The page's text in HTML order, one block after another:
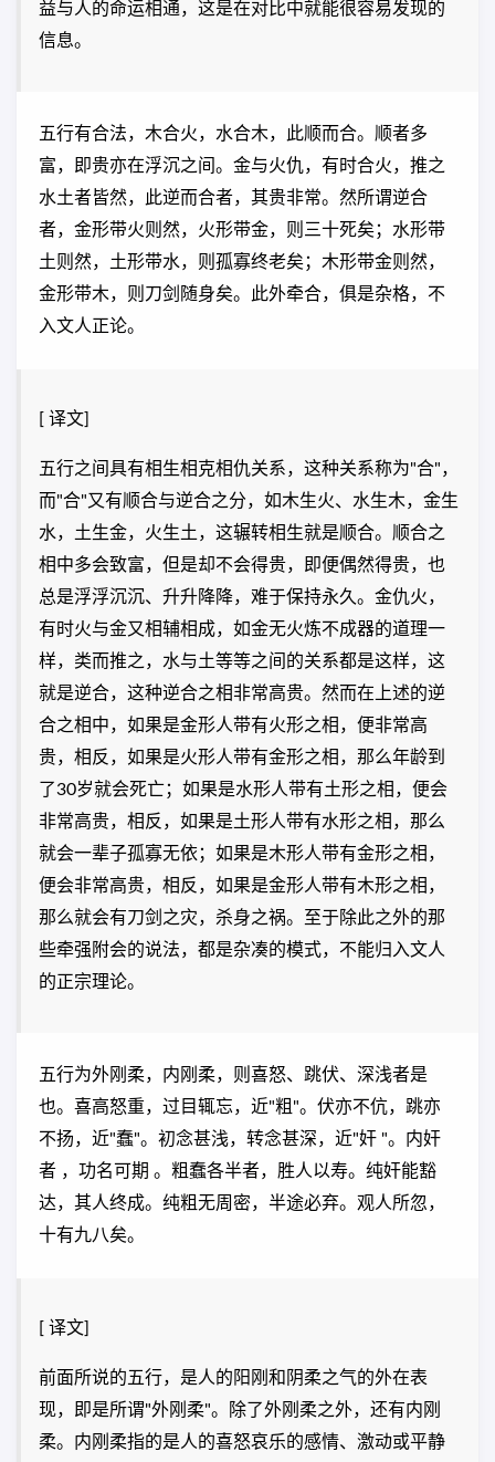
益与人的命运相通，这是在对比中就能很容易发现的
信息。
五行有合法，木合火，水合木，此顺而合。顺者多
富，即贵亦在浮沉之间。金与火仇，有时合火，推之
水土者皆然，此逆而合者，其贵非常。然所谓逆合
者，金形带火则然，火形带金，则三十死矣；水形带
土则然，土形带水，则孤寡终老矣；木形带金则然，
金形带木，则刀剑随身矣。此外牵合，俱是杂格，不
入文人正论。
[ 译文]
五行之间具有相生相克相仇关系，这种关系称为"合"，
而"合"又有顺合与逆合之分，如木生火、水生木，金生
水，土生金，火生土，这辗转相生就是顺合。顺合之
相中多会致富，但是却不会得贵，即便偶然得贵，也
总是浮浮沉沉、升升降降，难于保持永久。金仇火，
有时火与金又相辅相成，如金无火炼不成器的道理一
样，类而推之，水与土等等之间的关系都是这样，这
就是逆合，这种逆合之相非常高贵。然而在上述的逆
合之相中，如果是金形人带有火形之相，便非常高
贵，相反，如果是火形人带有金形之相，那么年龄到
了30岁就会死亡；如果是水形人带有土形之相，便会
非常高贵，相反，如果是土形人带有水形之相，那么
就会一辈子孤寡无依；如果是木形人带有金形之相，
便会非常高贵，相反，如果是金形人带有木形之相，
那么就会有刀剑之灾，杀身之祸。至于除此之外的那
些牵强附会的说法，都是杂凑的模式，不能归入文人
的正宗理论。
五行为外刚柔，内刚柔，则喜怒、跳伏、深浅者是
也。喜高怒重，过目辄忘，近"粗"。伏亦不伉，跳亦
不扬，近"蠢"。初念甚浅，转念甚深，近"奸 "。内奸
者 ，功名可期 。粗蠢各半者，胜人以寿。纯奸能豁
达，其人终成。纯粗无周密，半途必弃。观人所忽，
十有九八矣。
[ 译文]
前面所说的五行，是人的阳刚和阴柔之气的外在表
现，即是所谓"外刚柔"。除了外刚柔之外，还有内刚
柔。内刚柔指的是人的喜怒哀乐的感情、激动或平静